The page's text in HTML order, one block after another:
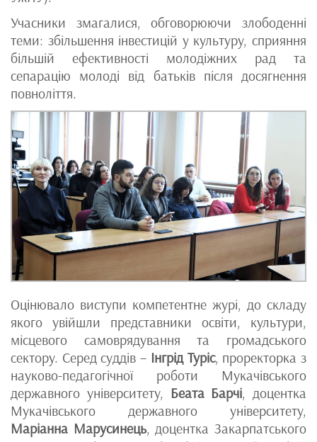
Учасники змагалися, обговорюючи злободенні
теми: збільшення інвестицій у культуру, сприяння
більшій ефективності молодіжних рад та
сепарацію молоді від батьків після досягнення
повноліття.
Оцінювало виступи компетентне журі, до складу
якого увійшли представники освіти, культури,
місцевого самоврядування та громадського
сектору. Серед суддів – Інгрід Туріс, проректорка з
науково-педагогічної роботи Мукачівського
державного університету, Беата Барчі, доцентка
Мукачівського державного університету,
Маріанна Марусинець, доцентка Закарпатського